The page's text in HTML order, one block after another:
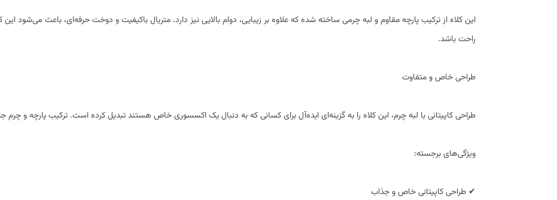
این کلاه از ترکیب پارچه مقاوم و لبه چرمی ساخته شده که علاوه بر زیبایی، دوام بالایی نیز دارد. متریال باکیفیت و دوخت حرفه‌ای، باعث می‌شود این
راحت باشد.
طراحی خاص و متفاوت
طراحی کاپیتانی با لبه چرم، این کلاه را به گزینه‌ای ایده‌آل برای کسانی که به دنبال یک اکسسوری خاص هستند تبدیل کرده است. ترکیب پارچه و
ویژگی‌های برجسته:
✔ طراحی کاپیتانی خاص و جذاب